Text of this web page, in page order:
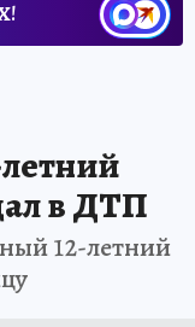
в ДТП
12-летний